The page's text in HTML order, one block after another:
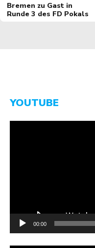
Bremen zu Gast in
Runde 3 des FD Pokals
YOUTUBE
00:00